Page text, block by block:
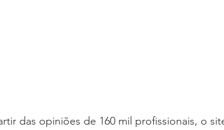
das opiniões de 160 mil profissionais, o